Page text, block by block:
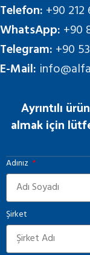
Telefon: +90
WhatsApp: +90
Telegram: +90
E-Mail:
Ayrıntılı
almak için
Adınız
Şirket